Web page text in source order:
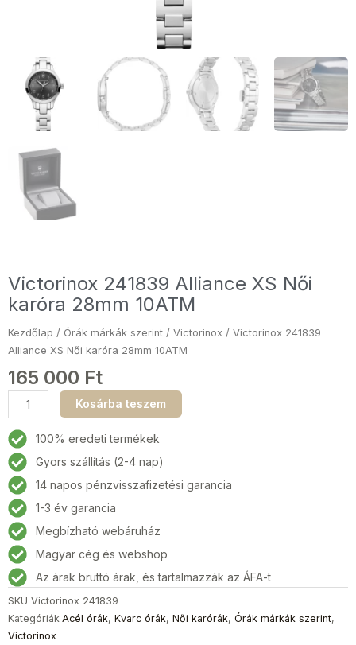
Victorinox 241839 Alliance XS Női
karóra 28mm 10ATM
Kezdőlap / Órák márkák szerint / Victorinox / Victorinox 241839
Alliance XS Női karóra 28mm 10ATM
165 000 Ft
Victorinox
241839
Alliance
XS
Női
karóra
28mm
10ATM
mennyiség
Kosárba teszem
100% eredeti termékek
Gyors szállítás (2-4 nap)
14 napos pénzvisszafizetési garancia
1-3 év garancia
Megbízható webáruház
Magyar cég és webshop
Az árak bruttó árak, és tartalmazzák az ÁFA-t
SKU Victorinox 241839
Kategóriák Acél órák, Kvarc órák, Női karórák, Órák márkák szerint,
Victorinox